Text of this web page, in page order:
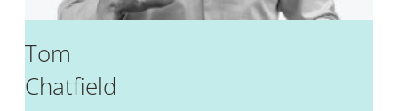
Tom
Chatfield